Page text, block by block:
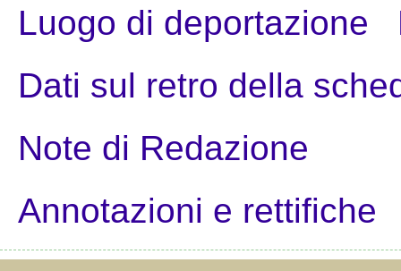
Luogo di deportazione
Dati sul retro della
Note di Redazione
Annotazioni e rettifiche